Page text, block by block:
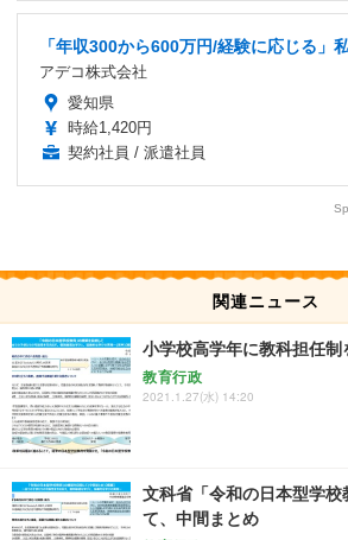
「年収300から600万円/経験に応じる」
アデコ株式会社
愛知県
時給1,420円
契約社員 / 派遣社員
関連ニュース
小学校高学年に教科担任制
教育行政
2021.1.27(水) 14:20
文科省「令和の日本型学
て、中間まとめ